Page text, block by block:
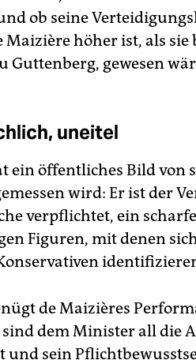
ob seine
höher ist, als sie
Guttenberg, gewesen
uneitel
ein öffentliches Bild von
wird: Er ist der
verpflichtet, ein
Figuren, mit denen
de Maizières
dem Minister all die
und sein